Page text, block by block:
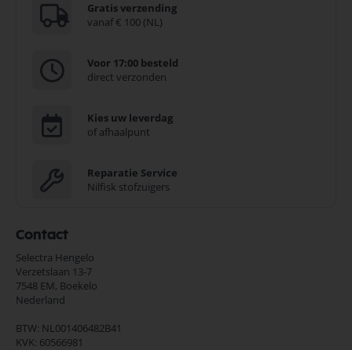
Gratis verzending
vanaf € 100 (NL)
Voor 17:00 besteld
direct verzonden
Kies uw leverdag
of afhaalpunt
Reparatie Service
Nilfisk stofzuigers
Contact
Selectra Hengelo
Verzetslaan 13-7
7548 EM, Boekelo
Nederland
BTW: NL001406482B41
KVK: 60566981